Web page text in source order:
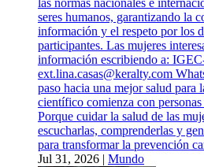
las normas nacionales e
seres humanos, garantizando la
información y el respeto por los
participantes. Las mujeres
información escribiendo a:
ext.lina.casas@keralty.com
paso hacia una mejor salud para
científico comienza con
Porque cuidar la salud de las
escucharlas, comprenderlas y
para transformar la prevención
Jul 31, 2026 | Mundo